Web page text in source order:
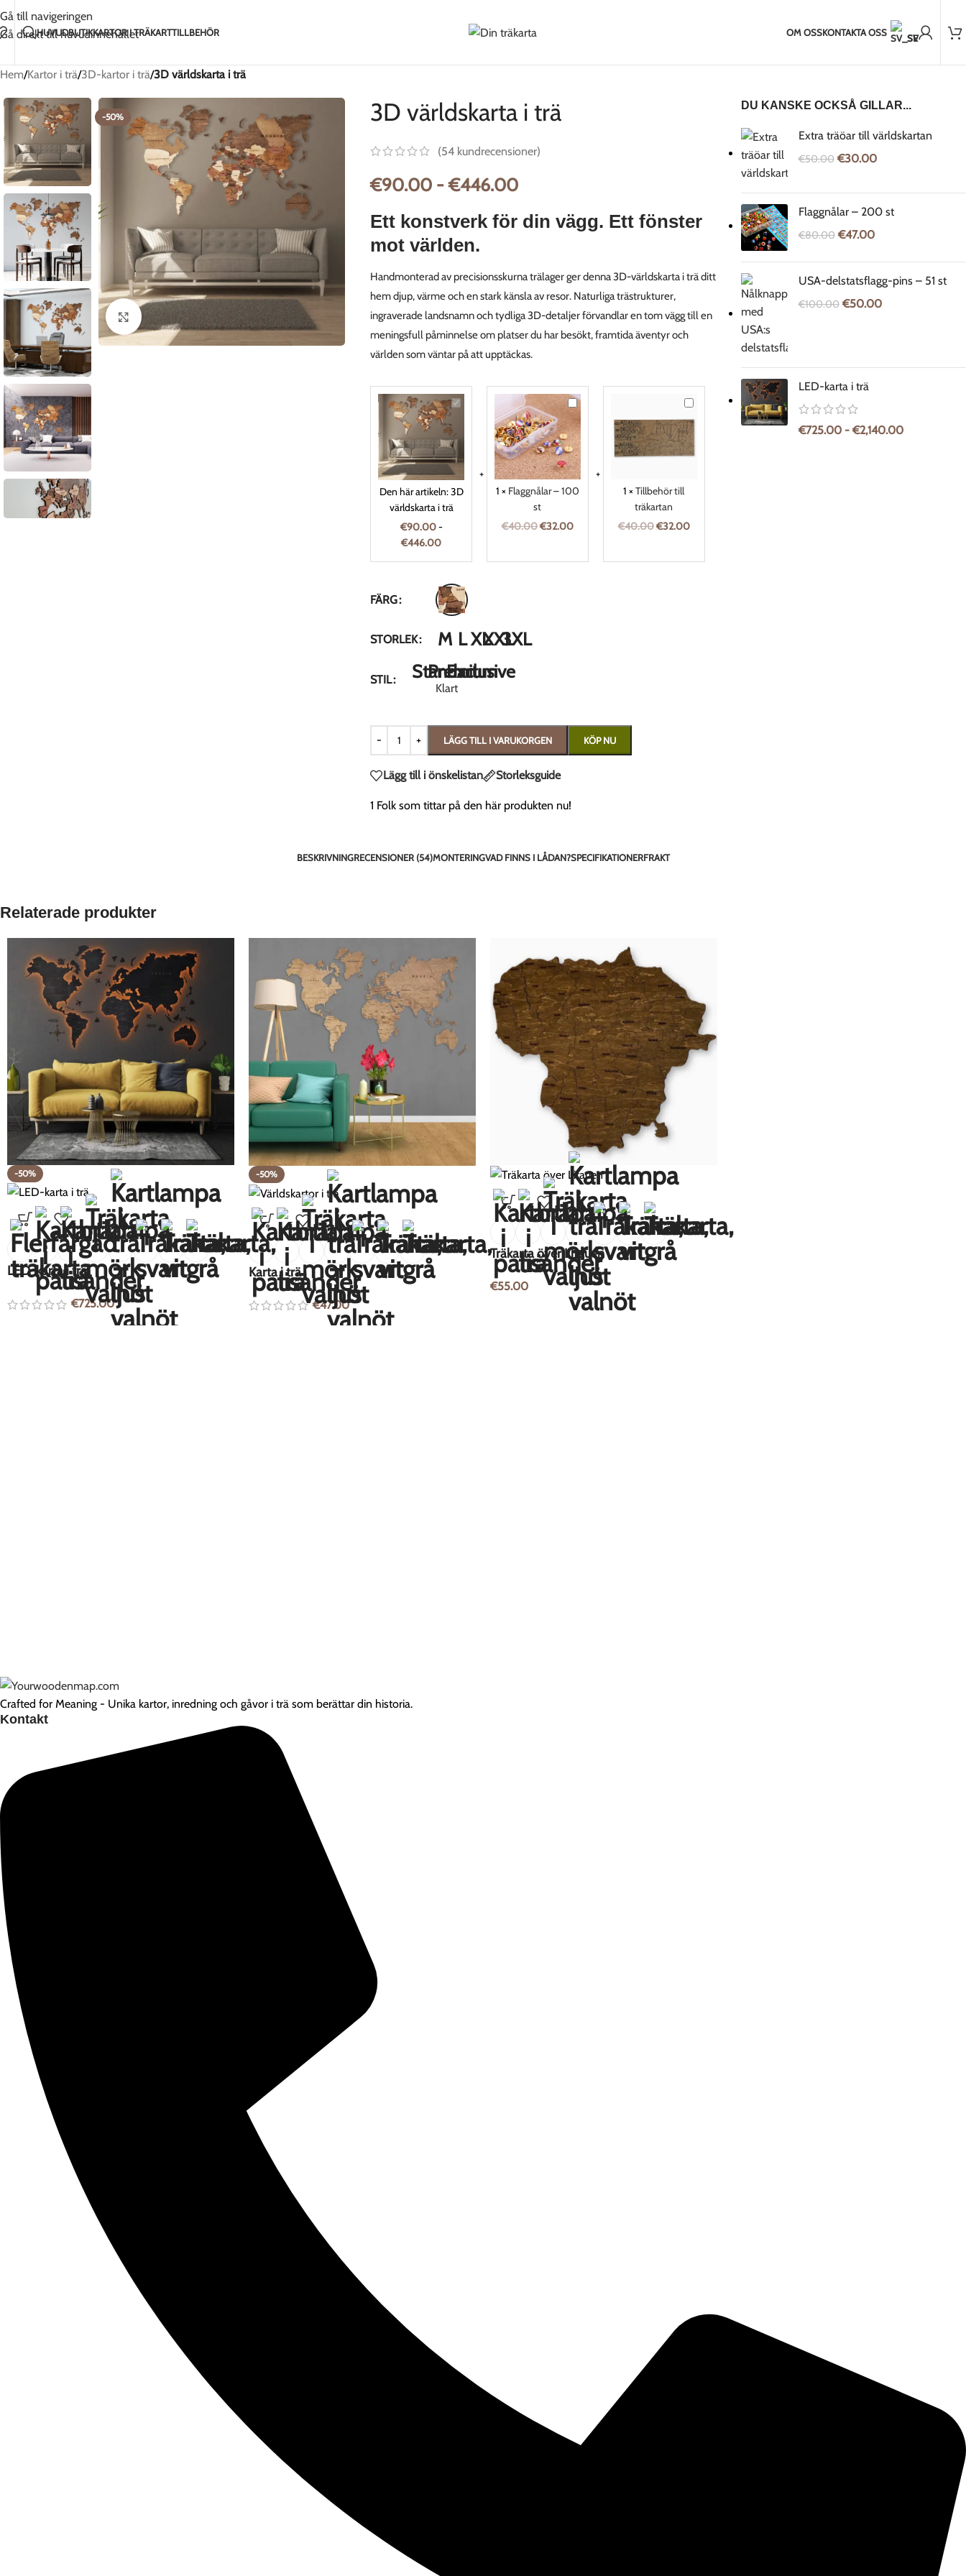
Gå till navigeringen
Gå direkt till huvudinnehållet
Handgjort med kärlek i Litauen
HUVUDBUTIKKARTOR I TRÄKARTTILLBEHÖR OM OSSKONTAKTA OSS SV
Hem/Kartor i trä/3D-kartor i trä/3D världskarta i trä
-50%
Klicka för att förstora
3D världskarta i trä
(54 kundrecensioner)
€90.00 - €446.00
Ett konstverk för din vägg. Ett fönster
mot världen.
Handmonterad av precisionsskurna trälager ger denna 3D-världskarta i trä ditt
hem djup, värme och en stark känsla av resor. Naturliga trästrukturer,
ingraverade landsnamn och tydliga 3D-detaljer förvandlar en tom vägg till en
meningsfull påminnelse om platser du har besökt, framtida äventyr och
världen som väntar på att upptäckas.
3D
världskarta
i
trä
Den här artikeln:3D
världskarta i trä
€90.00-
€446.00
Flaggnålar
–
100
st
1 × Flaggnålar – 100
st
€40.00€32.00
Tillbehör
till
träkartan
1 ×Tillbehör till
träkartan
€40.00€32.00
FÄRG
STORLEK M LXLXXL3XL
STIL Standart
Premium
Exclusive
Klart
LÄGG TILL I VARUKORGEN KÖP NU
Lägg till i önskelistan Storleksguide
1 Folk som tittar på den här produkten nu!
DU KANSKE OCKSÅ GILLAR...
Extra träöar till världskartan
€50.00 €30.00
Flaggnålar – 200 st
€80.00 €47.00
USA-delstatsflagg-pins – 51 st
€100.00 €50.00
LED-karta i trä
€725.00 - €2,140.00
BESKRIVNINGRECENSIONER (54)MONTERINGVAD FINNS I LÅDAN?SPECIFIKATIONERFRAKT
Relaterade produkter
-50%
LED-karta i trä
€725.00
-50%
Karta i trä
€47.00
Träkarta över Litauen
€55.00
Crafted for Meaning - Unika kartor, inredning och gåvor i trä som berättar din historia.
Kontakt